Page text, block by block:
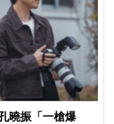
曉振「一槍爆